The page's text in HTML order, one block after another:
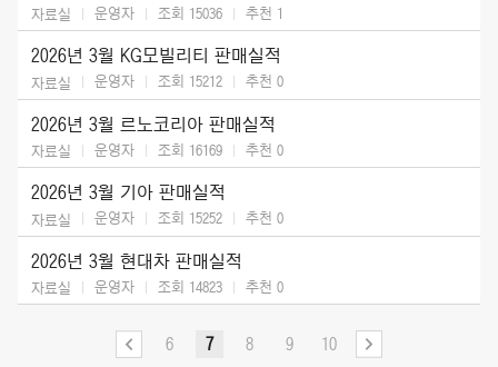
자료실 운영자 조회 15036 추천 1
2026년 3월 KG모빌리티 판매실적
자료실 운영자 조회 15212 추천 0
2026년 3월 르노코리아 판매실적
자료실 운영자 조회 16169 추천 0
2026년 3월 기아 판매실적
자료실 운영자 조회 15252 추천 0
2026년 3월 현대차 판매실적
자료실 운영자 조회 14823 추천 0
6 7 8 9 10